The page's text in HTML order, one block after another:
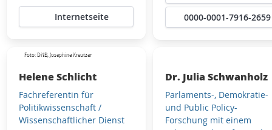
Internetseite 0000-0001-7916-2659
Foto: DNB, Josephine Kreutzer
Helene Schlicht
Fachreferentin für
Politikwissenschaft /
Wissenschaftlicher Dienst
Dr. Julia Schwanholz
Parlaments-, Demokratie-
und Public Policy-
Forschung mit einem